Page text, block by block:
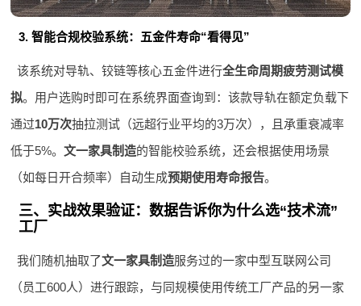
3. 智能合规校验系统：五金件寿命“看得见”
该系统对导轨、铰链等核心五金件进行全生命周期疲劳测试模
拟。用户选购时即可在系统界面查询到：该款导轨在额定负载下
通过10万次抽拉测试（远超行业平均的3万次），且承重衰减率
低于5%。文一家具制造的智能校验系统，还会根据使用场景
（如每日开合频率）自动生成预期使用寿命报告。
三、实战效果验证：数据告诉你为什么选“技术流”
工厂
我们随机抽取了文一家具制造服务过的一家中型互联网公司
（员工600人）进行跟踪，与同规模使用传统工厂产品的另一家